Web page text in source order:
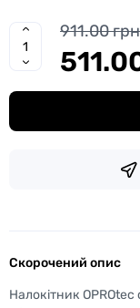
911.00
Скорочений опис
Налокітник